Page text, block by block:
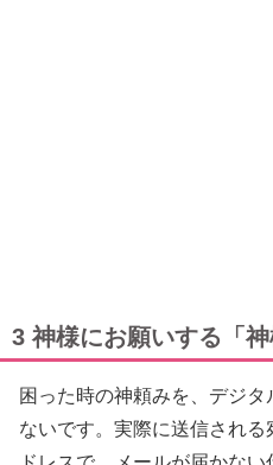
3 神様にお願いする「神
困った時の神頼みを、デジ
ないです。実際に送信され